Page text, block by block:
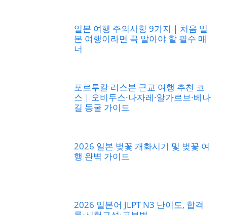
일본 여행 주의사항 9가지｜처음 일
본 여행이라면 꼭 알아야 할 필수 매
너
포르투칼 리스본 근교 여행 추천 코
스｜오비두스·나자레·알가르브·베나
길 동굴 가이드
2026 일본 벚꽃 개화시기 및 벚꽃 여
행 완벽 가이드
2026 일본어 JLPT N3 난이도, 합격